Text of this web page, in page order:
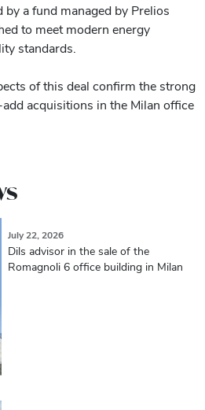
by a fund managed by Prelios
to meet modern energy
standards.
of this deal confirm the strong
acquisitions in the Milan office
July 22, 2026
Dils advisor in the sale of the
Romagnoli 6 office building in Milan